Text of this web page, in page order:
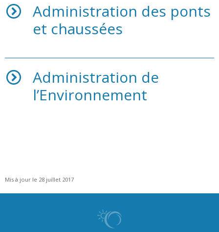
Administration des ponts
et chaussées
Administration de
l’Environnement
Mis à jour le 28 juillet 2017